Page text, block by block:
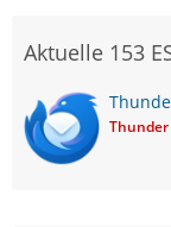
Aktuelle 153
Thunder